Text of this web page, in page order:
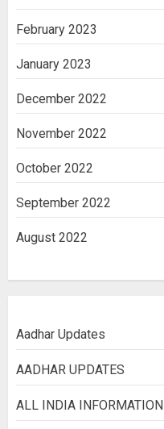
February 2023
January 2023
December 2022
November 2022
October 2022
September 2022
August 2022
Aadhar Updates
AADHAR UPDATES
ALL INDIA INFORMATION